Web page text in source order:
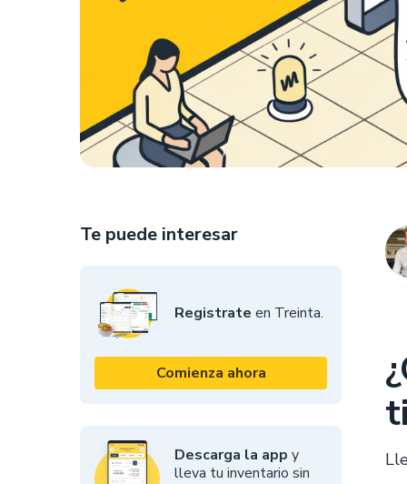
Te puede interesar
Registrate en Treinta.
Comienza ahora
Descarga la app y
lleva tu inventario sin